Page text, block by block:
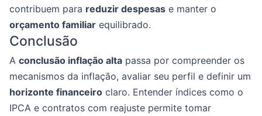
contribuem para reduzir despesas e manter o
orçamento familiar equilibrado.
Conclusão
A conclusão inflação alta passa por compreender os
mecanismos da inflação, avaliar seu perfil e definir um
horizonte financeiro claro. Entender índices como o
IPCA e contratos com reajuste permite tomar